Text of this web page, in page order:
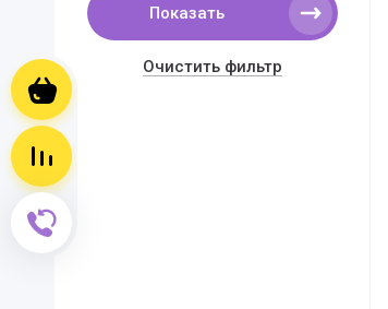
Показать
Очистить фильтр